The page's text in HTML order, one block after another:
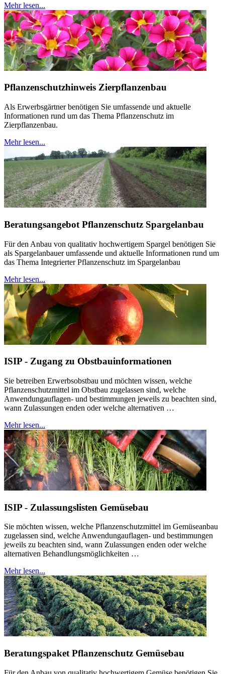
Mehr lesen...
Pflanzenschutzhinweis Zierpflanzenbau
Als Erwerbsgärtner benötigen Sie umfassende und aktuelle
Informationen rund um das Thema Pflanzenschutz im
Zierpflanzenbau.
Mehr lesen...
Beratungsangebot Pflanzenschutz Spargelanbau
Für den Anbau von qualitativ hochwertigem Spargel benötigen Sie
als Spargelanbauer umfassende und aktuelle Informationen rund um
das Thema Integrierter Pflanzenschutz im Spargelanbau
Mehr lesen...
ISIP - Zugang zu Obstbauinformationen
Sie betreiben Erwerbsobstbau und möchten wissen, welche
Pflanzenschutzmittel im Obstbau zugelassen sind, welche
Anwendungauflagen- und bestimmungen jeweils zu beachten sind,
wann Zulassungen enden oder welche alternativen …
Mehr lesen...
ISIP - Zulassungslisten Gemüsebau
Sie möchten wissen, welche Pflanzenschutzmittel im Gemüseanbau
zugelassen sind, welche Anwendungauflagen- und bestimmungen
jeweils zu beachten sind, wann Zulassungen enden oder welche
alternativen Behandlungsmöglichkeiten …
Mehr lesen...
Beratungspaket Pflanzenschutz Gemüsebau